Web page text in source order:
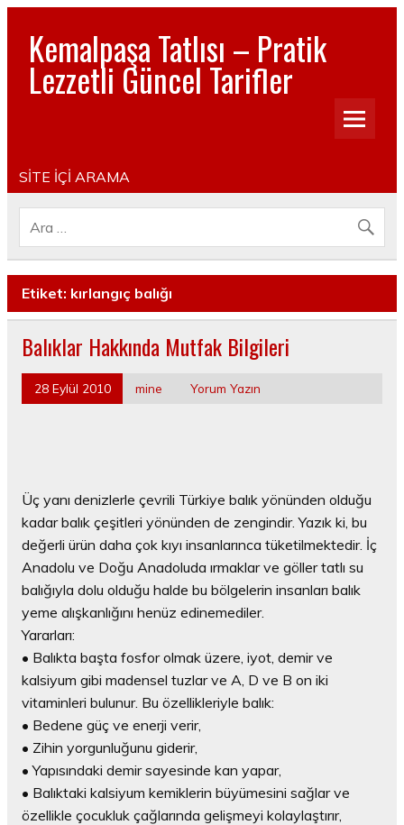
Kemalpaşa Tatlısı – Pratik
Lezzetli Güncel Tarifler
Pratik, lezzetli, Güncel, Resimli, Pasta- Yemek- Kurabiye-
SİTE İÇİ ARAMA
Etiket: kırlangıç balığı
Balıklar Hakkında Mutfak Bilgileri
28 Eylül 2010 mine Yorum Yazın
Üç yanı denizlerle çevrili Türkiye balık yönünden olduğu
kadar balık çeşitleri yönünden de zengindir. Yazık ki, bu
değerli ürün daha çok kıyı insanlarınca tüketilmektedir. İç
Anadolu ve Doğu Anadoluda ırmaklar ve göller tatlı su
balığıyla dolu olduğu halde bu bölgelerin insanları balık
yeme alışkanlığını henüz edinemediler.
Yararları:
• Balıkta başta fosfor olmak üzere, iyot, demir ve
kalsiyum gibi madensel tuzlar ve A, D ve B on iki
vitaminleri bulunur. Bu özellikleriyle balık:
• Bedene güç ve enerji verir,
• Zihin yorgunluğunu giderir,
• Yapısındaki demir sayesinde kan yapar,
• Balıktaki kalsiyum kemiklerin büyümesini sağlar ve
özellikle çocukluk çağlarında gelişmeyi kolaylaştırır,